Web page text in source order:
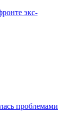
экс-
проблемами